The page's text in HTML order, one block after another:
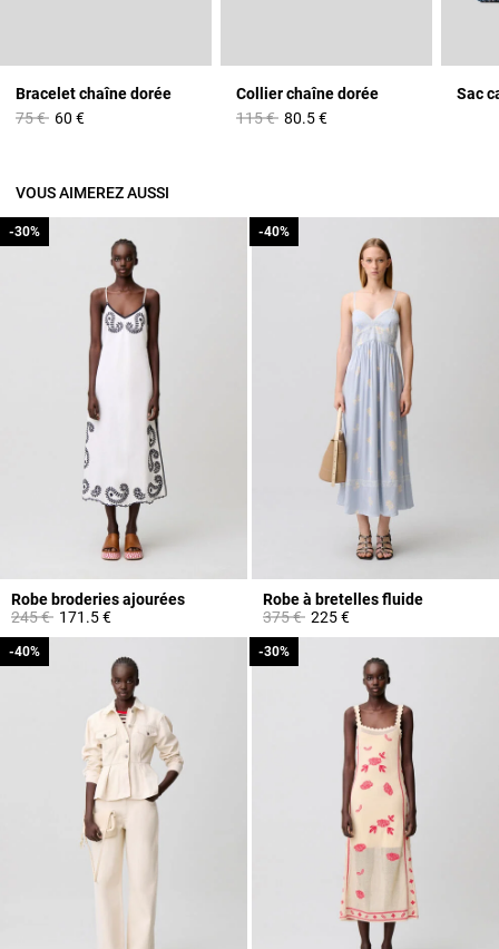
Bracelet chaîne dorée
Prix réduit à partir de
75 €à60 €
Collier chaîne dorée
Prix réduit à partir de
115 €à80.5 €
Sac
VOUS AIMEREZ AUSSI
Robe broderies ajourées
Prix réduit à partir de
245 €à
-30%
171.5 €
-30%
Robe à bretelles fluide
Prix réduit à partir de
375 €à
-40%
225 €
-40%
-40%
-40% -30%
-30%